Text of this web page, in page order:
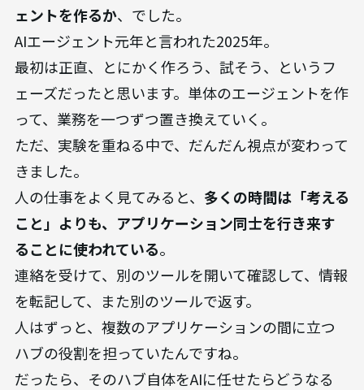
ェントを作るか、でした。
AIエージェント元年と言われた2025年。
最初は正直、とにかく作ろう、試そう、というフ
ェーズだったと思います。単体のエージェントを作
って、業務を一つずつ置き換えていく。
ただ、実験を重ねる中で、だんだん視点が変わって
きました。
人の仕事をよく見てみると、 多くの時間は「考える
こと」よりも、アプリケーション同士を行き来す
ることに使われている。
連絡を受けて、別のツールを開いて確認して、情報
を転記して、また別のツールで返す。
人はずっと、複数のアプリケーションの間に立つ
ハブの役割を担っていたんですね。
だったら、そのハブ自体をAIに任せたらどうなる